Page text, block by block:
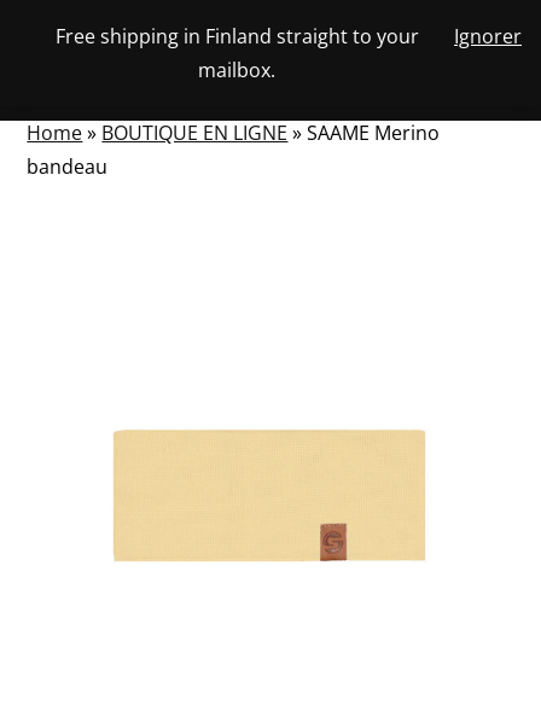
Free shipping in Finland straight to your
mailbox.
Ignorer
SEARCH
View
CART
Home» BOUTIQUE EN LIGNE »SAAME Merino
bandeau